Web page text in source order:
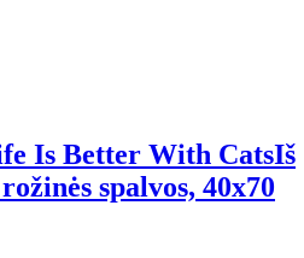
Is Better With CatsIš
spalvos, 40x70